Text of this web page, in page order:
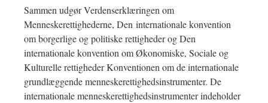
Sammen udgør Verdenserklæringen om
Menneskerettighederne, Den internationale konvention
om borgerlige og politiske rettigheder og Den
internationale konvention om Økonomiske, Sociale og
Kulturelle rettigheder Konventionen om de internationale
grundlæggende menneskerettighedsinstrumenter. De
internationale menneskerettighedsinstrumenter indeholder